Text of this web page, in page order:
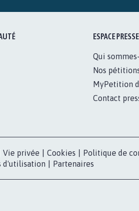
ESPACE PRESSE
Qui
Nos
MyPetition
Contact
Vie privée Cookies Politique de
d'utilisation
Partenaires